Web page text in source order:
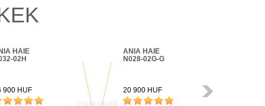
HAIE
02H
900 HUF
ANIA HAIE
N028-02G-G
20 900 HUF